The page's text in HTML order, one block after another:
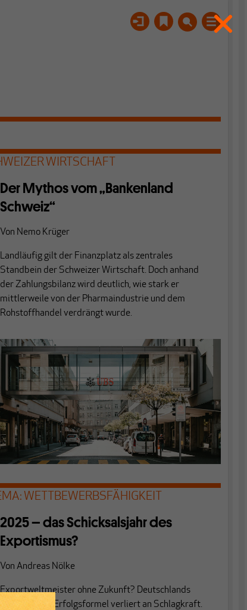
WIRTSCHAFT
Der Mythos vom „Bankenland
Schweiz“
Von Nemo Krüger
Landläufig gilt der Finanzplatz als zentrales
Standbein der Schweizer Wirtschaft. Doch anhand
der Zahlungsbilanz wird deutlich, wie stark er
mittlerweile von der Pharmaindustrie und dem
Rohstoffhandel verdrängt wurde.
WETTBEWERBSFÄHIGKEIT
2025 – das Schicksalsjahr des
Exportismus?
VonAndreas Nölke
Exportweltmeister ohne Zukunft? Deutschlands
ökonomische Erfolgsformel verliert an Schlagkraft.